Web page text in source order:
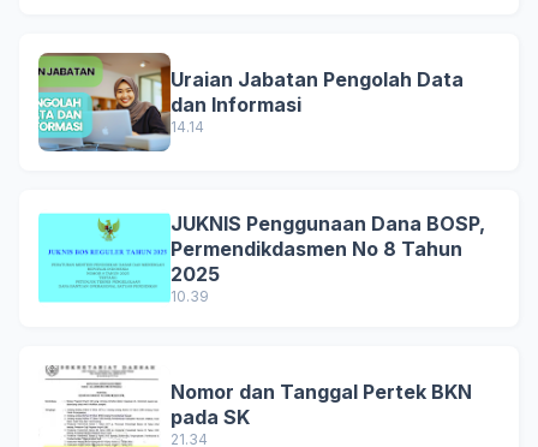
Uraian Jabatan Pengolah Data
dan Informasi
14.14
JUKNIS Penggunaan Dana BOSP,
Permendikdasmen No 8 Tahun
2025
10.39
Nomor dan Tanggal Pertek BKN
pada SK
21.34